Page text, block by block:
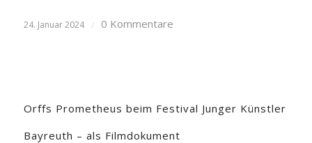
24. Januar 2024 / 0 Kommentare
Orffs Prometheus beim Festival Junger Künstler
Bayreuth – als Filmdokument